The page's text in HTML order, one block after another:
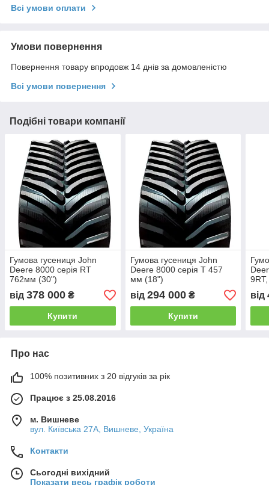
Всі умови оплати
Умови повернення
Повернення товару впродовж 14 днів за домовленістю
Всі умови повернення
Подібні товари компанії
Гумова гусениця John
Deere 8000 серія RT
762мм (30")
від 378 000 ₴
Купити
Гумова гусениця John
Deere 8000 серія T 457
мм (18")
від 294 000₴
Купити
від
Про нас
100% позитивних з 20 відгуків за рік
Працює з 25.08.2016
м. Вишневе
вул. Київська 27А, Вишневе, Україна
Контакти
Сьогодні вихідний
Показати весь графік роботи